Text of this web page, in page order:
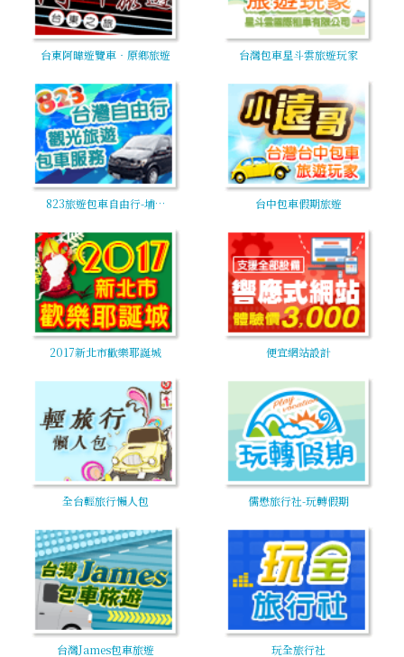
台東阿暐遊覽車‧原鄉旅遊 台灣包車星斗雲旅遊玩家
823旅遊包車自由行-埔… 台中包車假期旅遊
2017新北市歡樂耶誕城 便宜網站設計
全台輕旅行懶人包 儒懋旅行社-玩轉假期
台灣James包車旅遊 玩全旅行社